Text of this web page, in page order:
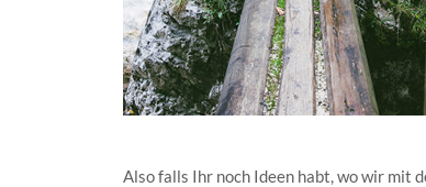
Also falls Ihr noch Ideen habt, wo wir mit